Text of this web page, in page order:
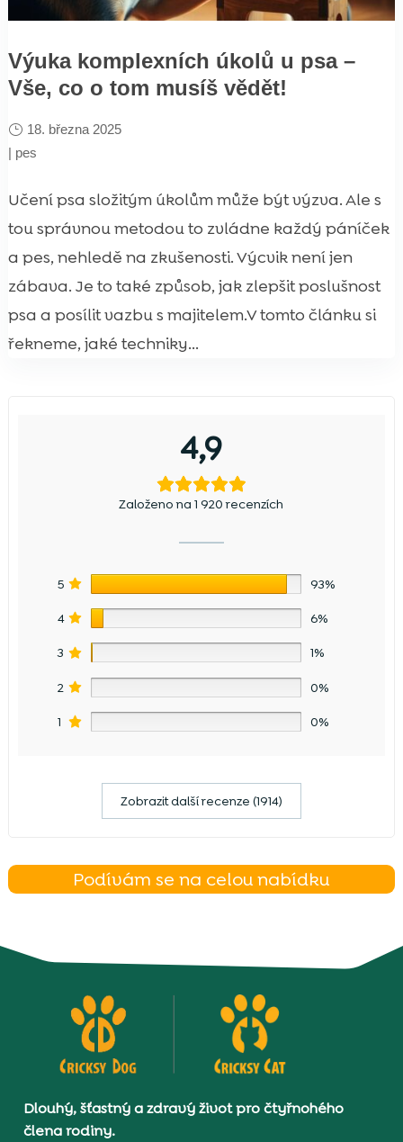
Výuka komplexních úkolů u psa –
Vše, co o tom musíš vědět!
18. března 2025
| pes
Učení psa složitým úkolům může být výzva. Ale s
tou správnou metodou to zvládne každý páníček
a pes, nehledě na zkušenosti. Výcvik není jen
zábava. Je to také způsob, jak zlepšit poslušnost
psa a posílit vazbu s majitelem.V tomto článku si
řekneme, jaké techniky...
4,9
Založeno na 1 920 recenzích
5 93%
4 6%
3 1%
2 0%
1 0%
Zobrazit další recenze (1914)
Podívám se na celou nabídku
Dlouhý, šťastný a zdravý život pro čtyřnohého
člena rodiny.